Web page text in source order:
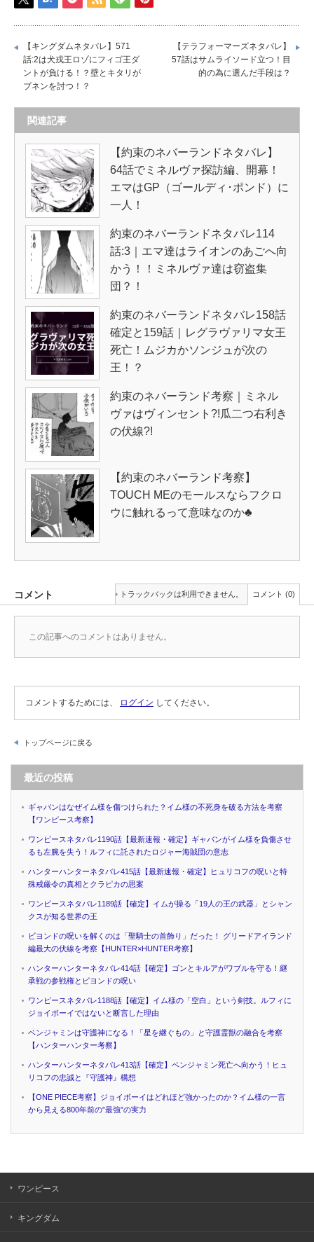
【キングダムネタバレ】571
話:2は犬戎王ロゾにフィゴ王ダ
ントが負ける！？壁とキタリが
ブネンを討つ！？
【テラフォーマーズネタバレ】
57話はサムライソード立つ！目
的の為に選んだ手段は？
関連記事
【約束のネバーランドネタバレ】
64話でミネルヴァ探訪編、開幕！
エマはGP（ゴールディ･ポンド）に
一人！
約束のネバーランドネタバレ114
話:3｜エマ達はライオンのあごへ向
かう！！ミネルヴァ達は窃盗集
団？！
約束のネバーランドネタバレ158話
確定と159話｜レグラヴァリマ女王
死亡！ムジカかソンジュが次の
王！？
約束のネバーランド考察｜ミネル
ヴァはヴィンセント?!瓜二つ右利き
の伏線?!
【約束のネバーランド考察】
TOUCH MEのモールスならフクロ
ウに触れるって意味なのか♣
コメント トラックバックは利用できません。 コメント (0)
この記事へのコメントはありません。
コメントするためには、 ログイン してください。
トップページに戻る
最近の投稿
ギャバンはなぜイム様を傷つけられた？イム様の不死身を破る方法を考察
【ワンピース考察】
ワンピースネタバレ1190話【最新速報・確定】ギャバンがイム様を負傷させ
るも左腕を失う！ルフィに託されたロジャー海賊団の意志
ハンターハンターネタバレ415話【最新速報・確定】ヒュリコフの呪いと特
殊戒厳令の真相とクラピカの思案
ワンピースネタバレ1189話【確定】イムが操る「19人の王の武器」とシャン
クスが知る世界の王
ビヨンドの呪いを解くのは「聖騎士の首飾り」だった！ グリードアイランド
編最大の伏線を考察【HUNTER×HUNTER考察】
ハンターハンターネタバレ414話【確定】ゴンとキルアがワブルを守る！継
承戦の参戦権とビヨンドの呪い
ワンピースネタバレ1188話【確定】イム様の「空白」という剣技。ルフィに
ジョイボーイではないと断言した理由
ベンジャミンは守護神になる！「星を継ぐもの」と守護霊獣の融合を考察
【ハンターハンター考察】
ハンターハンターネタバレ413話【確定】ベンジャミン死亡へ向かう！ヒュ
リコフの忠誠と『守護神』構想
【ONE PIECE考察】ジョイボーイはどれほど強かったのか？イム様の一言
から見える800年前の”最強”の実力
ワンピース
キングダム